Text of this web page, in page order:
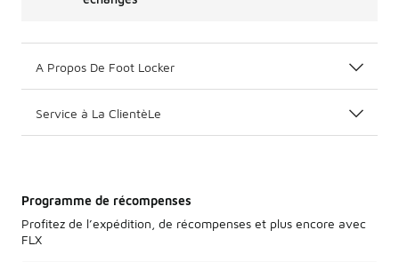
A Propos De Foot Locker
Service à La ClientèLe
Programme de récompenses
Profitez de l’expédition, de récompenses et plus encore avec
FLX